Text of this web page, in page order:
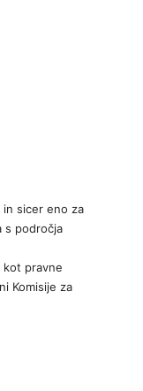
in sicer eno za
s področja
kot pravne
Komisije za